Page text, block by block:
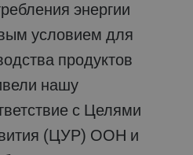
условием для
продуктов
нашу
с Целями
(ЦУР) ООН и